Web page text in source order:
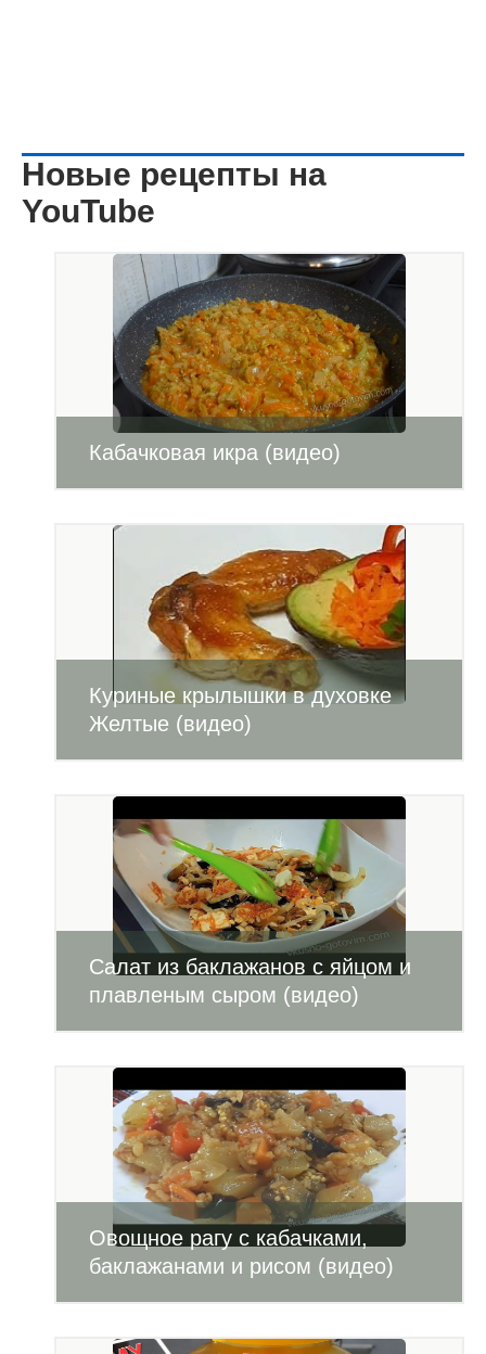
Новые рецепты на
YouTube
Кабачковая икра (видео)
Куриные крылышки в духовке
Желтые (видео)
Салат из баклажанов с яйцом и
плавленым сыром (видео)
Овощное рагу с кабачками,
баклажанами и рисом (видео)